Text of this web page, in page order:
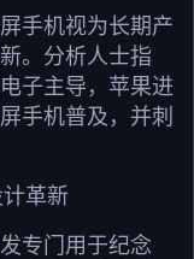
手机视为长期产
。分析人士指
子主导，苹果进
手机普及，并刺
革新
专门用于纪念